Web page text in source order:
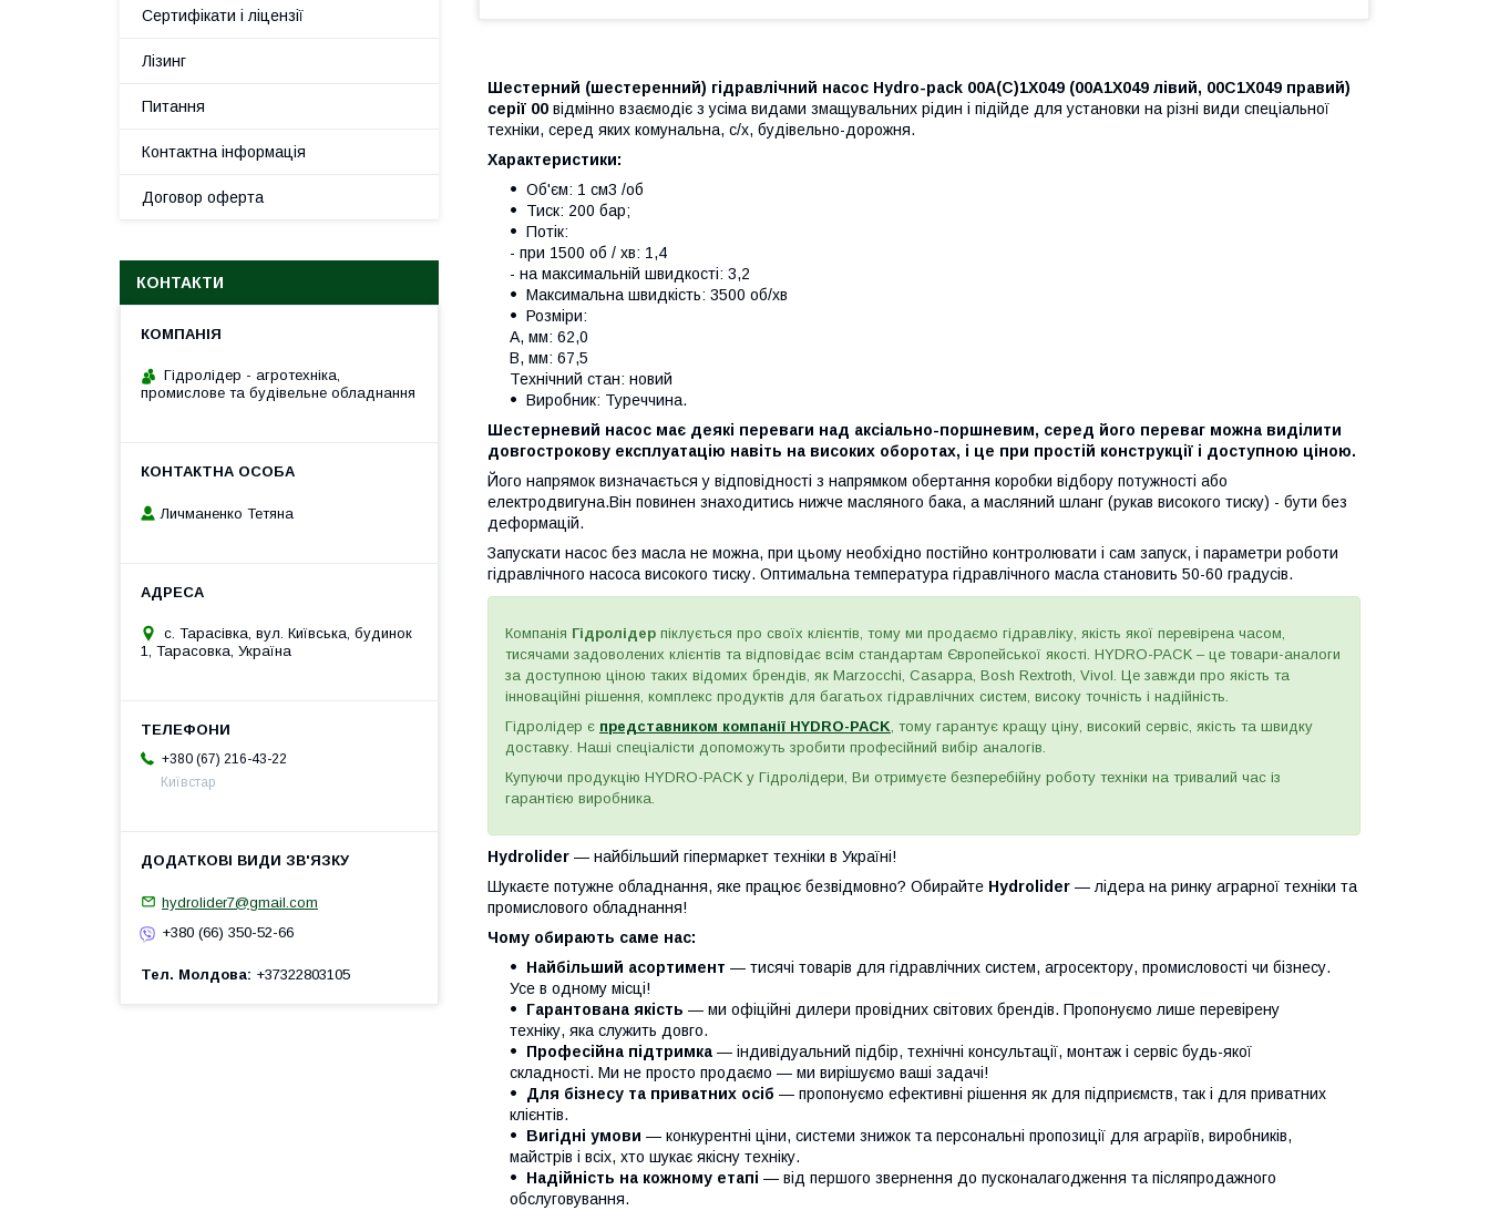
Шестерний (шестеренний) гідравлічний насос Hydro-pack 00A(C)1X049 (00A1X049 лівий, 00C1X049 правий)
серії 00 відмінно взаємодіє з усіма видами змащувальних рідин і підійде для установки на різні види спеціальної
техніки, серед яких комунальна, с/х, будівельно-дорожня.
Характеристики:
Об'єм: 1 см3 /об
Тиск: 200 бар;
Потік:
- при 1500 об / хв: 1,4
- на максимальній швидкості: 3,2
Максимальна швидкість: 3500 об/хв
Розміри:
A, мм: 62,0
B, мм: 67,5
Технічний стан: новий
Виробник: Туреччина.
Шестерневий насос має деякі переваги над аксіально-поршневим, серед його переваг можна виділити
довгострокову експлуатацію навіть на високих оборотах, і це при простій конструкції і доступною ціною.
Його напрямок визначається у відповідності з напрямком обертання коробки відбору потужності або
електродвигуна.Він повинен знаходитись нижче масляного бака, а масляний шланг (рукав високого тиску) - бути без
деформацій.
Запускати насос без масла не можна, при цьому необхідно постійно контролювати і сам запуск, і параметри роботи
гідравлічного насоса високого тиску. Оптимальна температура гідравлічного масла становить 50-60 градусів.
Компанія Гідролідер піклується про своїх клієнтів, тому ми продаємо гідравліку, якість якої перевірена часом,
тисячами задоволених клієнтів та відповідає всім стандартам Європейської якості. HYDRO-PACK – це товари-аналоги
за доступною ціною таких відомих брендів, як Marzocchi, Casappa, Bosh Rextroth, Vivol. Це завжди про якість та
інноваційні рішення, комплекс продуктів для багатьох гідравлічних систем, високу точність і надійність.
Гідролідер є представником компанії HYDRO-PACK, тому гарантує кращу ціну, високий сервіс, якість та швидку
доставку. Наші спеціалісти допоможуть зробити професійний вибір аналогів.
Купуючи продукцію HYDRO-PACK у Гідролідери, Ви отримуєте безперебійну роботу техніки на тривалий час із
гарантією виробника.
Hydrolider — найбільший гіпермаркет техніки в Україні!
Шукаєте потужне обладнання, яке працює безвідмовно? Обирайте Hydrolider — лідера на ринку аграрної техніки та
промислового обладнання!
Чому обирають саме нас:
Найбільший асортимент — тисячі товарів для гідравлічних систем, агросектору, промисловості чи бізнесу.
Усе в одному місці!
Гарантована якість — ми офіційні дилери провідних світових брендів. Пропонуємо лише перевірену
техніку, яка служить довго.
Професійна підтримка — індивідуальний підбір, технічні консультації, монтаж і сервіс будь-якої
складності. Ми не просто продаємо — ми вирішуємо ваші задачі!
Для бізнесу та приватних осіб — пропонуємо ефективні рішення як для підприємств, так і для приватних
клієнтів.
Вигідні умови — конкурентні ціни, системи знижок та персональні пропозиції для аграріїв, виробників,
майстрів і всіх, хто шукає якісну техніку.
Надійність на кожному етапі — від першого звернення до пусконалагодження та післяпродажного
обслуговування.
Сертифікати і ліцензії
Лізинг
Питання
Контактна інформація
Договор оферта
КОНТАКТИ
Гідролідер - агротехніка,
промислове та будівельне обладнання
Личманенко Тетяна
с. Тарасівка, вул. Київська, будинок
1, Тарасовка, Україна
+380 (67) 216-43-22
Київстар
hydrolider7@gmail.com
+380 (66) 350-52-66
Тел. Молдова +37322803105